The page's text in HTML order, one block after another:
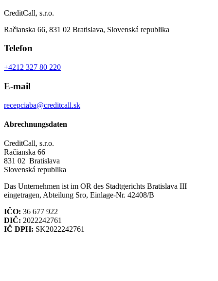
CreditCall, s.r.o.
Račianska 66, 831 02 Bratislava, Slovenská republika
Telefon
+4212 327 80 220
E-mail
recepciaba@creditcall.sk
Abrechnungsdaten
CreditCall, s.r.o.
Račianska 66
831 02 Bratislava
Slovenská republika
Das Unternehmen ist im OR des Stadtgerichts Bratislava III
eingetragen, Abteilung Sro, Einlage-Nr. 42408/B
IČO: 36 677 922
DIČ: 2022242761
IČ DPH: SK2022242761